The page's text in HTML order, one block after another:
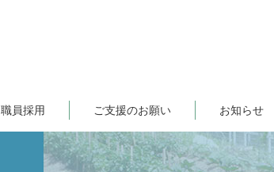
職員採用 ご支援のお願い お知らせ